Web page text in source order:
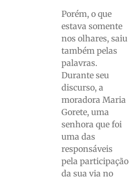
Porém, o que
estava somente
nos olhares, saiu
também pelas
palavras.
Durante seu
discurso, a
moradora Maria
Gorete, uma
senhora que foi
uma das
responsáveis
pela participação
da sua via no